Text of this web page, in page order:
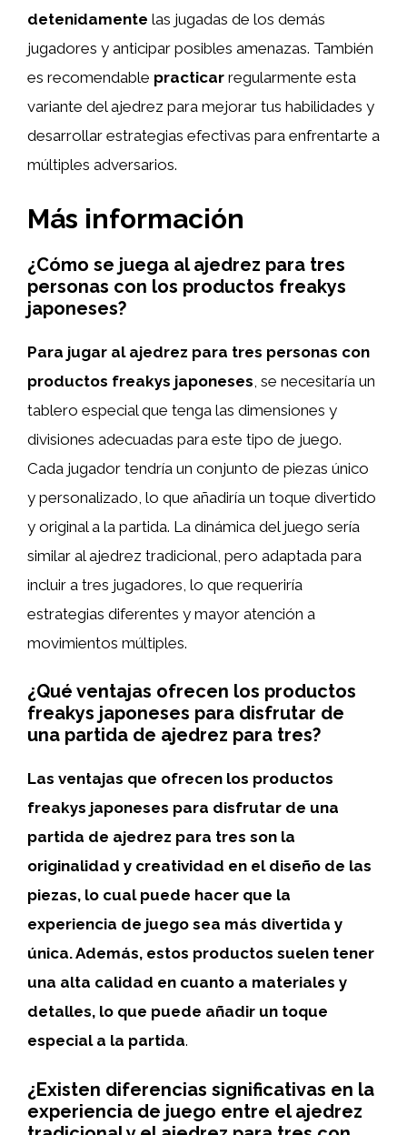
detenidamente las jugadas de los demás
jugadores y anticipar posibles amenazas. También
es recomendable practicar regularmente esta
variante del ajedrez para mejorar tus habilidades y
desarrollar estrategias efectivas para enfrentarte a
múltiples adversarios.
Más información
¿Cómo se juega al ajedrez para tres
personas con los productos freakys
japoneses?
Para jugar al ajedrez para tres personas con
productos freakys japoneses , se necesitaría un
tablero especial que tenga las dimensiones y
divisiones adecuadas para este tipo de juego.
Cada jugador tendría un conjunto de piezas único
y personalizado, lo que añadiría un toque divertido
y original a la partida. La dinámica del juego sería
similar al ajedrez tradicional, pero adaptada para
incluir a tres jugadores, lo que requeriría
estrategias diferentes y mayor atención a
movimientos múltiples.
¿Qué ventajas ofrecen los productos
freakys japoneses para disfrutar de
una partida de ajedrez para tres?
Las ventajas que ofrecen los productos
freakys japoneses para disfrutar de una
partida de ajedrez para tres son la
originalidad y creatividad en el diseño de las
piezas, lo cual puede hacer que la
experiencia de juego sea más divertida y
única. Además, estos productos suelen tener
una alta calidad en cuanto a materiales y
detalles, lo que puede añadir un toque
especial a la partida.
¿Existen diferencias significativas en la
experiencia de juego entre el ajedrez